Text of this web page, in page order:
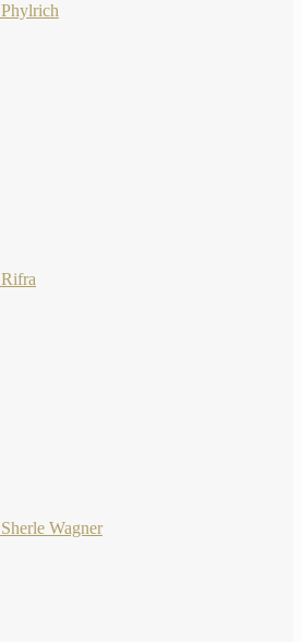
Phylrich
Rifra
Sherle Wagner